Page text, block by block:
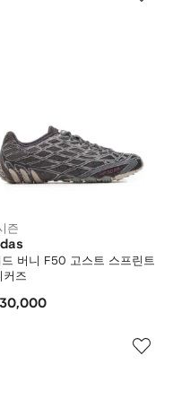
즌
드 버니 F50 고스트 스프린트
커즈